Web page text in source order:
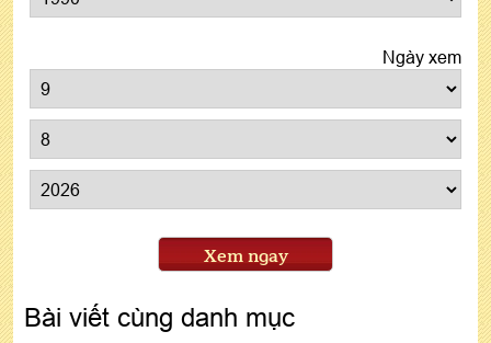
Ngày xem
Xem ngay
Bài viết cùng danh mục